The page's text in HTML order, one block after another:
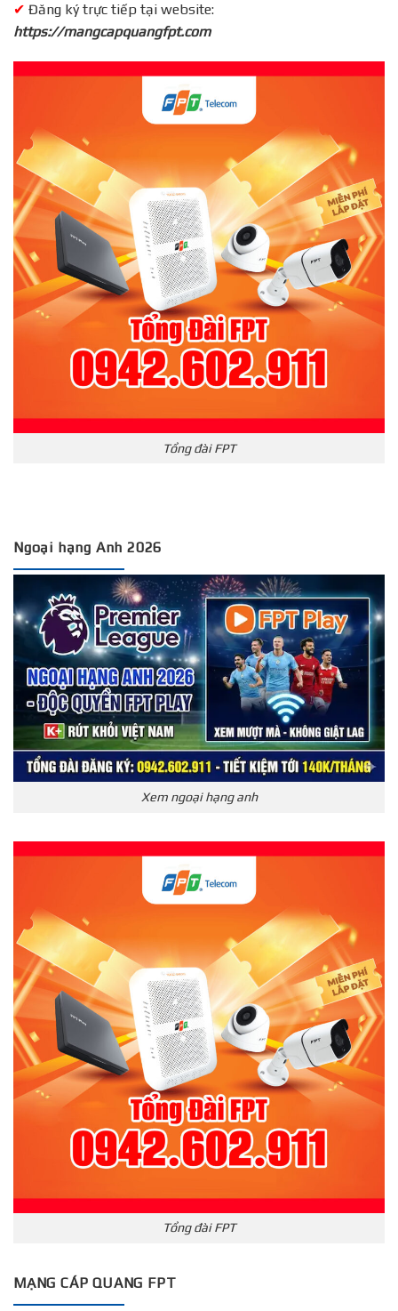
✔ Đăng ký trực tiếp tại website:
https://mangcapquangfpt.com
Tổng đài FPT
Ngoại hạng Anh 2026
Xem ngoại hạng anh
Tổng đài FPT
MẠNG CÁP QUANG FPT